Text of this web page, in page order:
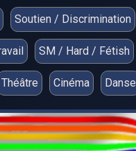
Soutien / Discrimination
SM / Hard / Fétish
Théâtre Cinéma Danse